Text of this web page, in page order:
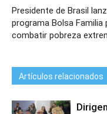
Presidente de Brasil
programa Bolsa Familia
combatir pobreza
Artículos relacionados